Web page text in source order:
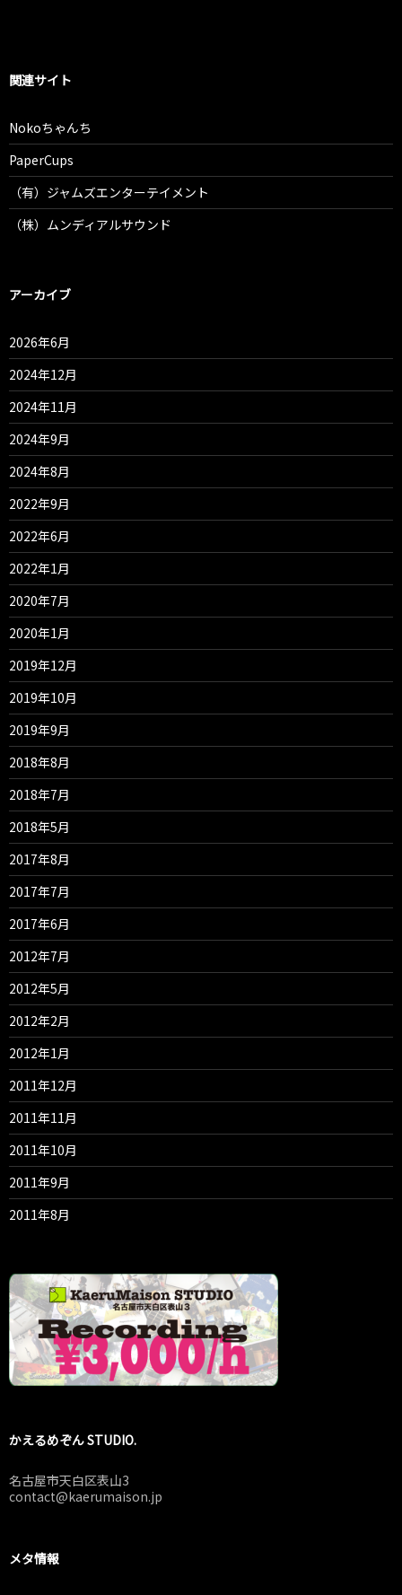
関連サイト
Nokoちゃんち
PaperCups
（有）ジャムズエンターテイメント
（株）ムンディアルサウンド
アーカイブ
2026年6月
2024年12月
2024年11月
2024年9月
2024年8月
2022年9月
2022年6月
2022年1月
2020年7月
2020年1月
2019年12月
2019年10月
2019年9月
2018年8月
2018年7月
2018年5月
2017年8月
2017年7月
2017年6月
2012年7月
2012年5月
2012年2月
2012年1月
2011年12月
2011年11月
2011年10月
2011年9月
2011年8月
かえるめぞん STUDIO.
名古屋市天白区表山3
contact@kaerumaison.jp
メタ情報